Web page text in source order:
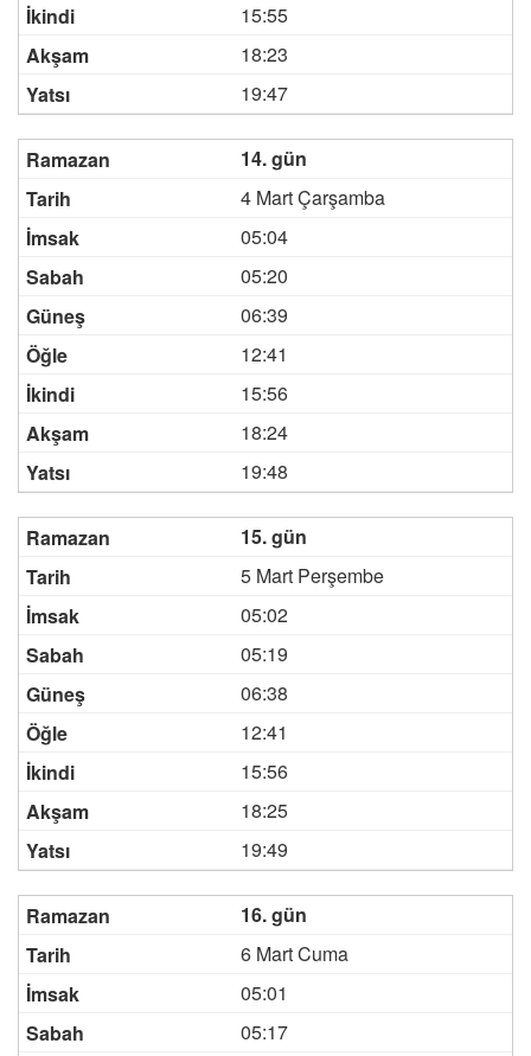
15:55
18:23
19:47
14. gün
4 Mart Çarşamba
05:04
05:20
06:39
12:41
15:56
18:24
19:48
15. gün
5 Mart Perşembe
05:02
05:19
06:38
12:41
15:56
18:25
19:49
16. gün
6 Mart Cuma
05:01
05:17